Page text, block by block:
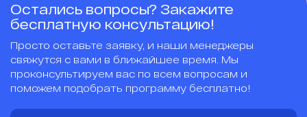
Остались вопросы? Закажите
бесплатную консультацию!
Просто оставьте заявку, и наши менеджеры
свяжутся с вами в ближайшее время. Мы
проконсультируем вас по всем вопросам и
поможем подобрать программу бесплатно!